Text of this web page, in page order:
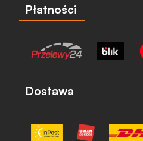
Płatności
Dostawa